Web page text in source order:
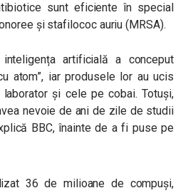
sunt eficiente în special
și stafilococ auriu (MRSA).
artificială a conceput
atom”, iar produsele lor au ucis
și cele pe cobai. Totuși,
nevoie de ani de zile de studii
BBC, înainte de a fi puse pe
36 de milioane de compuși,